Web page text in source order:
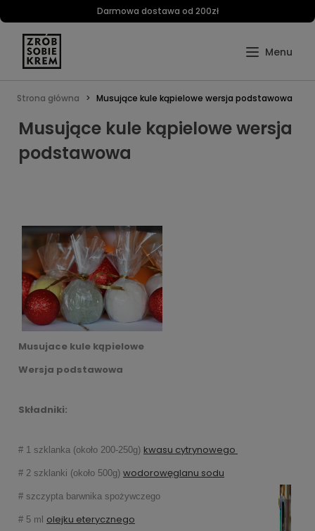
Darmowa dostawa od 200zł
Strona główna Musujące kule kąpielowe wersja podstawowa
Musujące kule kąpielowe wersja
podstawowa
Musujace kule kąpielowe
Wersja podstawowa
Składniki:
# 1 szklanka (około 200-250g) kwasu cytrynowego
# 2 szklanki (około 500g) wodorowęglanu sodu
# szczypta barwnika spożywczego
# 5 ml olejku eterycznego